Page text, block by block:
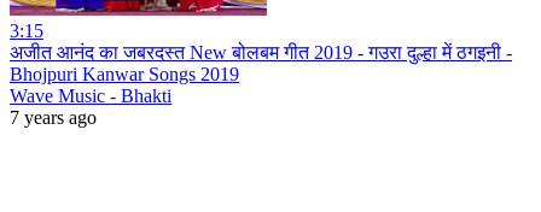
3:15
अजीत आनंद का जबरदस्त New बोलबम गीत 2019 - गउरा दुल्हा में ठगइनी -
Bhojpuri Kanwar Songs 2019
Wave Music - Bhakti
7 years ago